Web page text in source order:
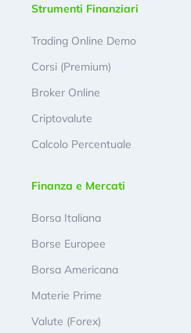
Strumenti Finanziari
Trading Online Demo
Corsi (Premium)
Broker Online
Criptovalute
Calcolo Percentuale
Finanza e Mercati
Borsa Italiana
Borse Europee
Borsa Americana
Materie Prime
Valute (Forex)